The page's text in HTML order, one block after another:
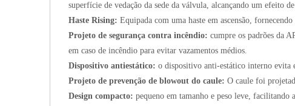
superfície de vedação da sede da válvula, alcançando um efeito
Haste Rising: Equipada com uma haste em ascensão,
Projeto de segurança contra incêndio: cumpre os padrões da
em caso de incêndio para evitar vazamentos médios.
Dispositivo antiestático: o dispositivo anti-estático interno evita
Projeto de prevenção de blowout do caule: O caule foi
Design compacto: pequeno em tamanho e peso leve, facilitando